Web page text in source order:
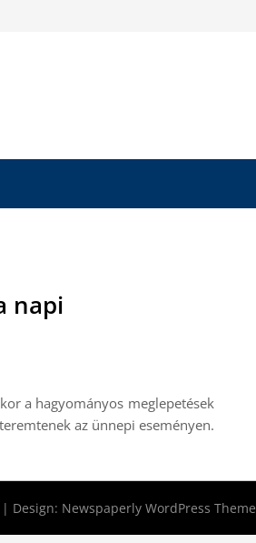
napi
a hagyományos meglepetések
az ünnepi eseményen.
| Design: Newspaperly WordPress Theme